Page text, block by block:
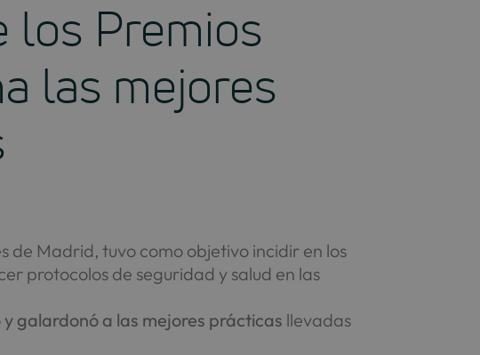
los Premios
las mejores
de Madrid, tuvo como objetivo incidir en los
protocolos de seguridad y salud en las
galardonó a las mejores prácticas llevadas